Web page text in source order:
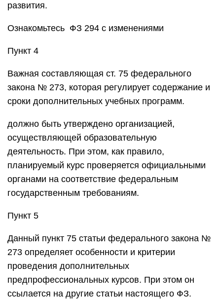
развития.
Ознакомьтесь ФЗ 294 с изменениями
Пункт 4
Важная составляющая ст. 75 федерального
закона № 273, которая регулирует содержание и
сроки дополнительных учебных программ.
должно быть утверждено организацией,
осуществляющей образовательную
деятельность. При этом, как правило,
планируемый курс проверяется официальными
органами на соответствие федеральным
государственным требованиям.
Пункт 5
Данный пункт 75 статьи федерального закона №
273 определяет особенности и критерии
проведения дополнительных
предпрофессиональных курсов. При этом он
ссылается на другие статьи настоящего ФЗ.